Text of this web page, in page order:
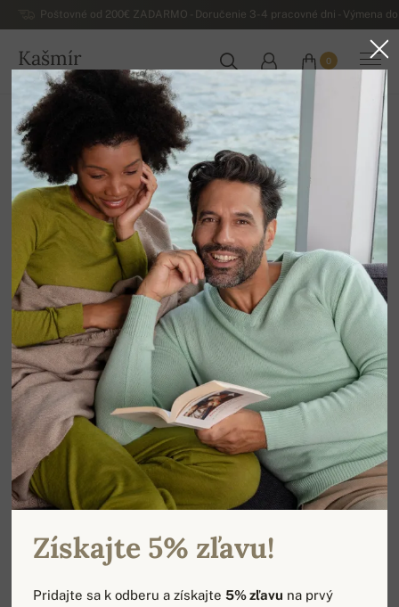
Poštovné od 200€ ZADARMO - Doručenie 3-4 pracovné dni - Výmena
Kašmír
SLOVENSKO
0
Domov
Získajte 5% zľavu!
Pridajte sa k odberu a získajte5% zľavu na prvý